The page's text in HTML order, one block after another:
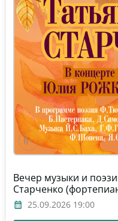
Вечер музыки и
Старченко
25.09.2026 19:00